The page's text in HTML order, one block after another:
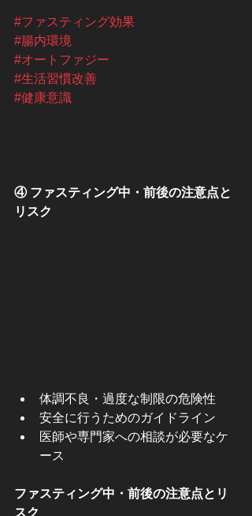
#ファスティング効果
#腸内環境
#オートファジー
#生活習慣改善
#健康意識
④ ファスティング中・前後の注意点と
リスク
体調不良・過度な制限の危険性
安全に行うためのガイドライン
医師や専門家への相談が必要なケ
ース
ファスティング中・前後の注意点とリ
スク